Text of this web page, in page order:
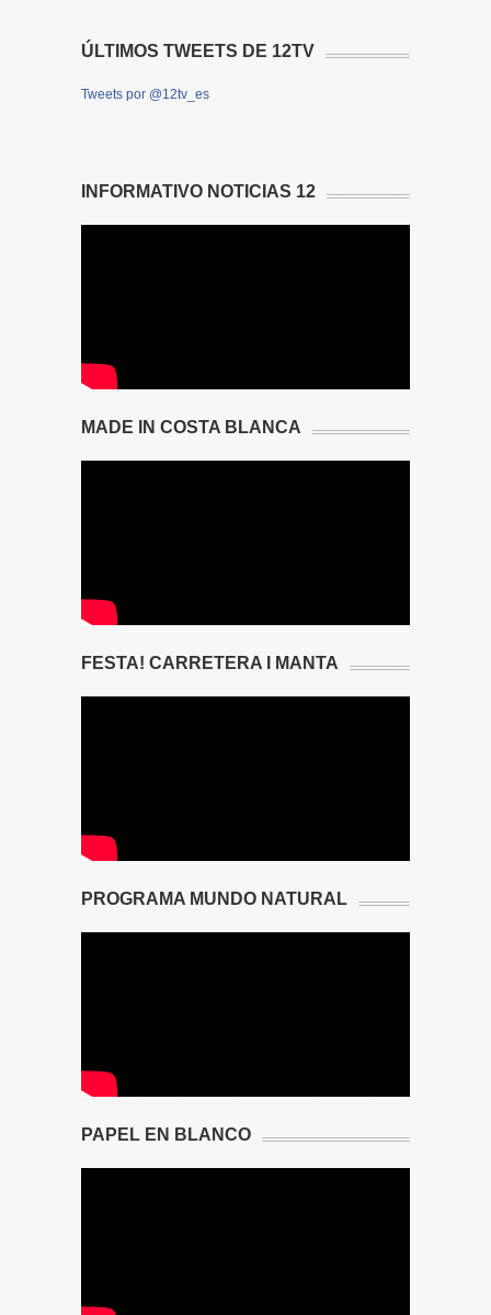
ÚLTIMOS TWEETS DE 12TV
Tweets por @12tv_es
INFORMATIVO NOTICIAS 12
MADE IN COSTA BLANCA
FESTA! CARRETERA I MANTA
PROGRAMA MUNDO NATURAL
PAPEL EN BLANCO